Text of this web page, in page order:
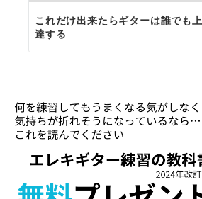
これだけ出来たらギターは誰でも上
達する